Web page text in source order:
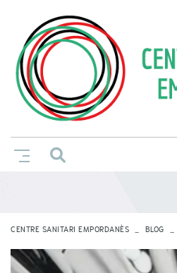
CENTRE SANITARI EMPORDANÈS BLOG